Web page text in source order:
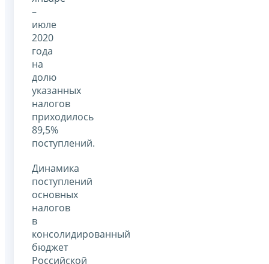
–
июле
2020
года
на
долю
указанных
налогов
приходилось
89,5%
поступлений.
Динамика
поступлений
основных
налогов
в
консолидированный
бюджет
Российской